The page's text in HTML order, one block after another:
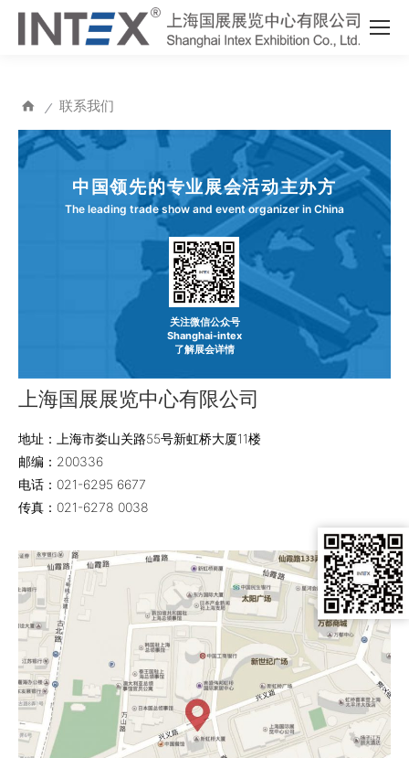
⁄ 联系我们
中国领先的专业展会活动主办方
关注微信公众号
Shanghai-intex
了解展会详情
The leading trade show and event organizer in China
上海国展展览中心有限公司
地址：上海市娄山关路55号新虹桥大厦11楼
邮编：200336
电话：021-6295 6677
传真：021-6278 0038